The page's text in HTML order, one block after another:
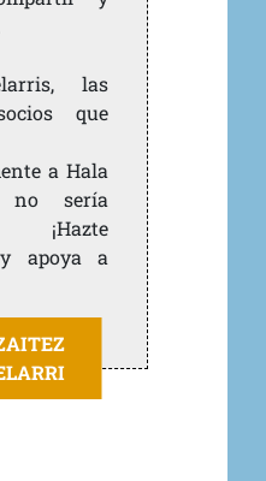
las
que
a Hala
no sería
apoya a